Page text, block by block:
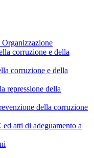
corruzione e della
corruzione e della
repressione della
della corruzione
atti di adeguamento a